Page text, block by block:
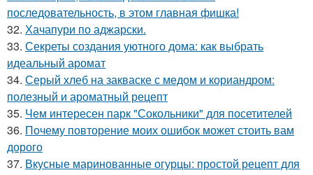
последовательность, в этом главная фишка!
32. Хачапури по аджарски.
33. Секреты создания уютного дома: как выбрать
идеальный аромат
34. Серый хлеб на закваске с медом и кориандром:
полезный и ароматный рецепт
35. Чем интересен парк "Сокольники" для посетителей
36. Почему повторение моих ошибок может стоить вам
дорого
37. Вкусные маринованные огурцы: простой рецепт для